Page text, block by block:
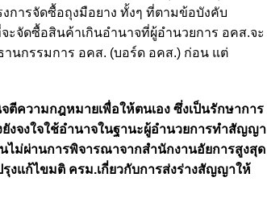
ารจัดซื้อถุงมือยาง ทั้งๆ ที่ตามข้อบังคับ
ะจัดซื้อสินค้าเกินอำนาจที่ผู้อำนวยการ อคส.จะ
นกรรมการ อคส. (บอร์ด อคส.) ก่อน แต่
ความกฎหมายเพื่อให้ตนเอง ซึ่งเป็นรักษาการ
งจงใจใช้อำนาจในฐานะผู้อำนวยการทำสัญญา
ม่ผ่านการพิจารณาจากสำนักงานอัยการสูงสุด
งแก้ไขมติ ครม.เกี่ยวกับการส่งร่างสัญญาให้